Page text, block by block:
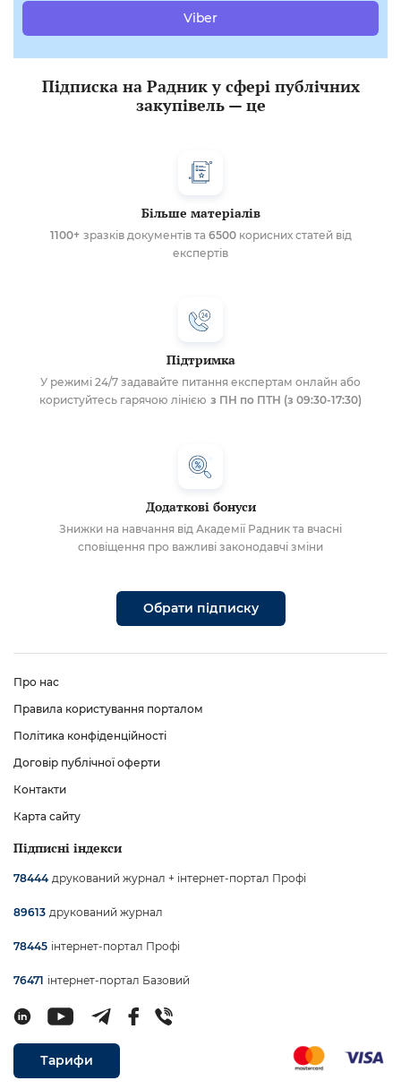
Viber
Підписка на Радник у сфері публічних
закупівель — це
Більше матеріалів
1100+ зразків документів та 6500корисних статей від
експертів
Підтримка
У режимі 24/7 задавайте питання експертам онлайн або
користуйтесь гарячою лінією з ПН по ПТН (з 09:30-17:30)
Додаткові бонуси
Знижки на навчання від Академії Радник та вчасні
сповіщення про важливі законодавчі зміни
Обрати підписку
Про нас
Правила користування порталом
Політика конфіденційності
Договір публічної оферти
Контакти
Карта сайту
Підписні індекси
78444 друкований журнал + інтернет-портал Профі
89613 друкований журнал
78445 інтернет-портал Профі
76471 інтернет-портал Базовий
Тарифи